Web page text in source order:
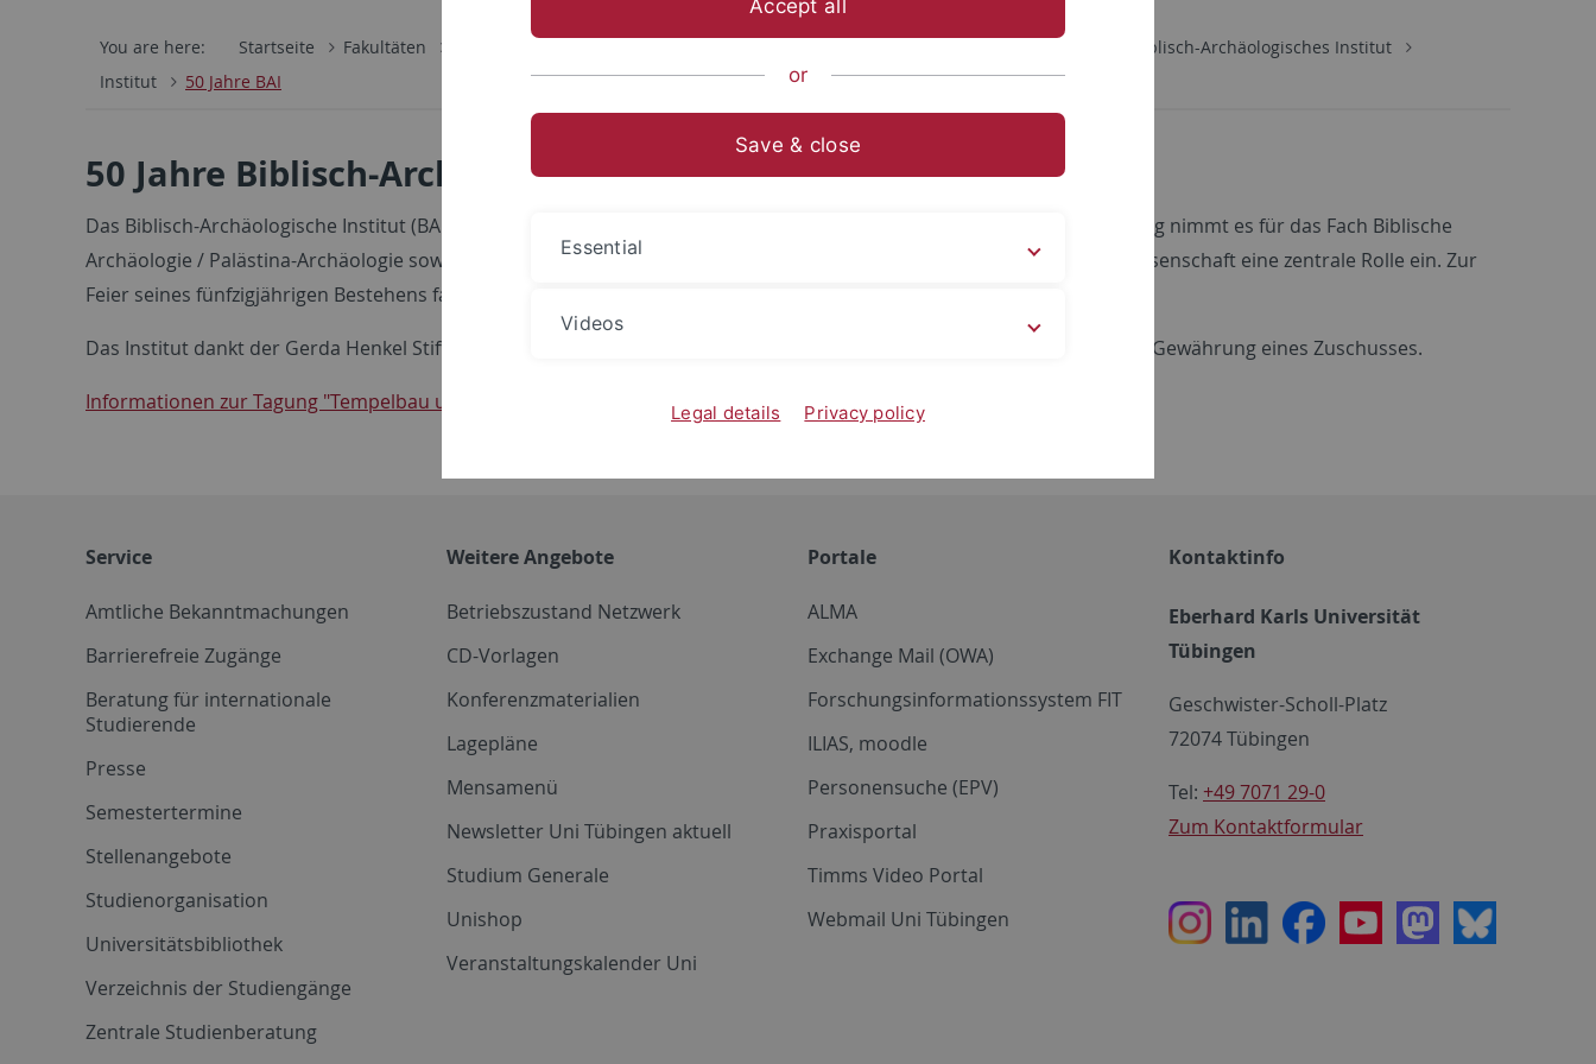
You are here: Startseite Fakultäten
Biblisch-Archäologisches Institut
Institut
50 Jahre BAI
50 Jahre Biblisch-Archäologisches Institut
Das Biblisch-Archäologische Institut (BAI) der Universität Tübingen wurde im Jahre 1960 gegründet. Seit seiner Gründung nimmt es für das Fach Biblische
Archäologie / Palästina-Archäologie sowie für die Verbindung von archäologischer Wissenschaft und theologischer Wissenschaft eine zentrale Rolle ein. Zur
Feier seines fünfzigjährigen Bestehens fand vom
Das Institut dankt der Gerda Henkel Stiftung für die Förderung der Tagung und dem Universitätsbund Tübingen für die Gewährung eines Zuschusses.
Informationen zur Tagung "Tempelbau und Tempelkult"
Service
Amtliche Bekanntmachungen
Barrierefreie Zugänge
Beratung für internationale
Studierende
Presse
Semestertermine
Stellenangebote
Studienorganisation
Universitätsbibliothek
Verzeichnis der Studiengänge
Zentrale Studienberatung
Weitere Angebote
Betriebszustand Netzwerk
CD-Vorlagen
Konferenzmaterialien
Lagepläne
Mensamenü
Newsletter Uni Tübingen aktuell
Studium Generale
Unishop
Veranstaltungskalender Uni
Portale
ALMA
Exchange Mail (OWA)
Forschungsinformationssystem FIT
ILIAS, moodle
Personensuche (EPV)
Praxisportal
Timms Video Portal
Webmail Uni Tübingen
Kontaktinfo
Eberhard Karls Universität
Tübingen
Geschwister-Scholl-Platz
72074 Tübingen
Tel: +49 7071 29-0
Zum Kontaktformular
InstagramLinkedInFacebookYoutubeMastodon
Bluesky
Accept all
or
Save & close
Essential
Videos
Legal details Privacy policy